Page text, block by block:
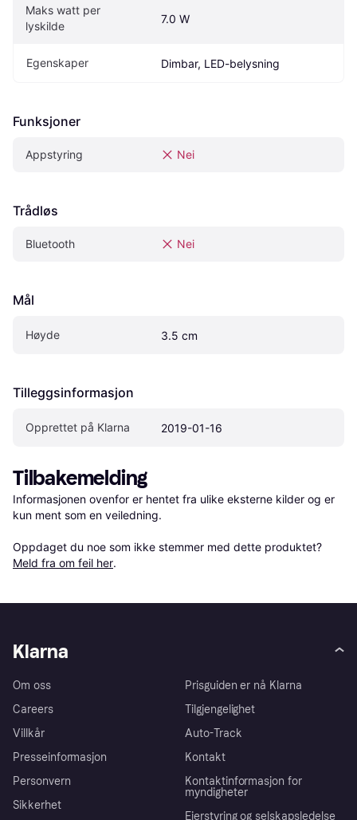
Maks watt per
lyskilde
7.0 W
Egenskaper Dimbar, LED-belysning
Funksjoner
Appstyring Nei
Trådløs
Bluetooth Nei
Mål
Høyde 3.5 cm
Tilleggsinformasjon
Opprettet på Klarna 2019-01-16
Tilbakemelding
Informasjonen ovenfor er hentet fra ulike eksterne kilder og er
kun ment som en veiledning.
Oppdaget du noe som ikke stemmer med dette produktet?
Meld fra om feil her.
Klarna
Om oss
Careers
Villkår
Presseinformasjon
Personvern
Sikkerhet
Prisguiden er nå Klarna
Tilgjengelighet
Auto-Track
Kontakt
Kontaktinformasjon for
myndigheter
Eierstyring og selskapsledelse